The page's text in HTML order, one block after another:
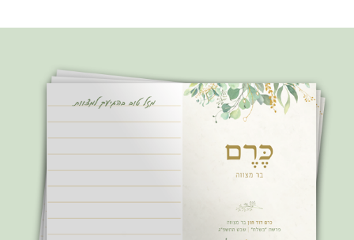
שאלות ותשובות
גלריות